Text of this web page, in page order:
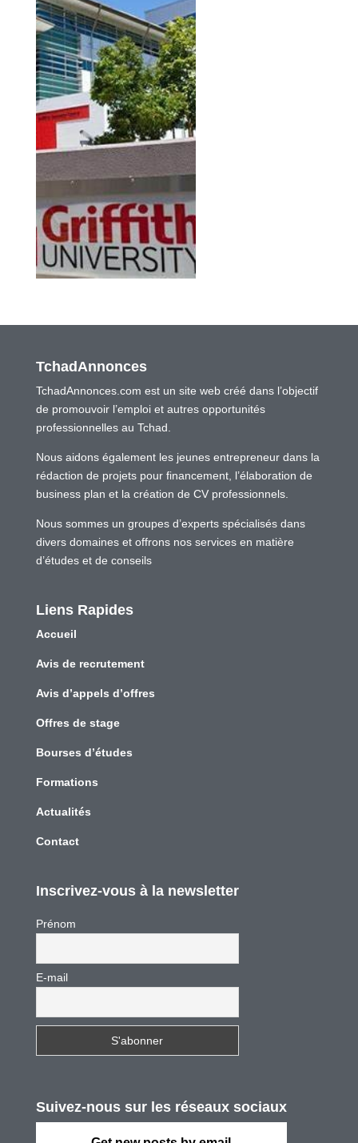
TchadAnnonces
TchadAnnonces.com est un site web créé dans l’objectif
de promouvoir l’emploi et autres opportunités
professionnelles au Tchad.
Nous aidons également les jeunes entrepreneur dans la
rédaction de projets pour financement, l’élaboration de
business plan et la création de CV professionnels.
Nous sommes un groupes d’experts spécialisés dans
divers domaines et offrons nos services en matière
d’études et de conseils
Liens Rapides
Accueil
Avis de recrutement
Avis d’appels d’offres
Offres de stage
Bourses d’études
Formations
Actualités
Contact
Inscrivez-vous à la newsletter
Prénom
E-mail
Suivez-nous sur les réseaux sociaux